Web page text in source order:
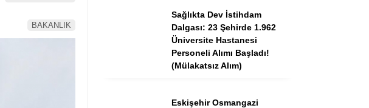
Tercih Robotu (Ön Lisans)
Tercih Robotu (Lise)
BAKANLIK
Sağlıkta Dev İstihdam
Dalgası: 23 Şehirde 1.962
Üniversite Hastanesi
Personeli Alımı Başladı!
(Mülakatsız Alım)
Eskişehir Osmangazi